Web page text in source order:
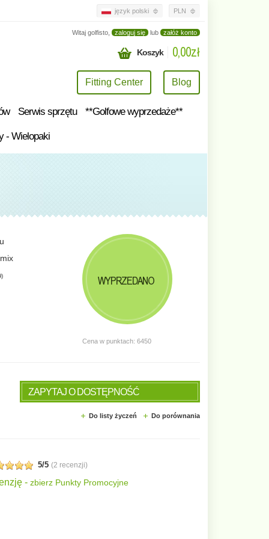
Witaj golfisto, zaloguj się lub załóż konto
Koszyk 0,00zł
Fitting Center Blog
Serwis sprzętu **Golfowe wyprzedaże**
- Wielopaki
język polski PLN
)
Cena w punktach: 6450
WYPRZEDANO
ZAPYTAJ O DOSTĘPNOŚĆ
Do listy życzeń Do porównania
5/5 (2 recenzji)
- zbierz Punkty Promocyjne